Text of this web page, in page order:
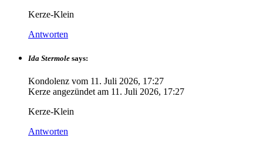
Kerze-Klein
Antworten
Ida Stermole says:
Kondolenz vom 11. Juli 2026, 17:27
Kerze angezündet am 11. Juli 2026, 17:27
Kerze-Klein
Antworten